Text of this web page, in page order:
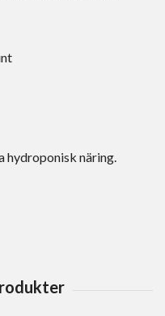
hydroponisk näring.